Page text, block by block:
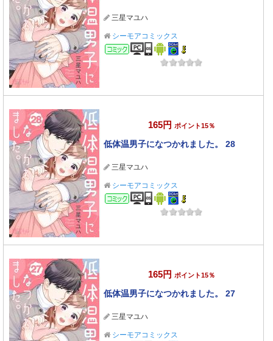
三星マユハ
シーモアコミックス
コミック
165円 ポイント15％
低体温男子になつかれました。 28
三星マユハ
シーモアコミックス
コミック
165円 ポイント15％
低体温男子になつかれました。 27
三星マユハ
シーモアコミックス